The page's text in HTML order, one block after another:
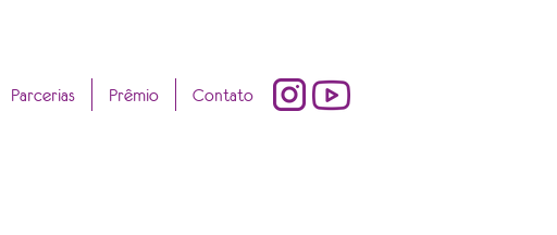
Parcerias Prêmio Contato